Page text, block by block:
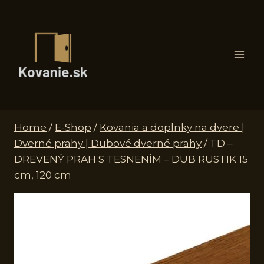
Home / E-Shop / Kovania a doplnky na dvere |
Dverné prahy | Dubové dverné prahy / TD –
DREVENÝ PRAH S TESNENÍM – DUB RUSTIK 15
cm, 120 cm